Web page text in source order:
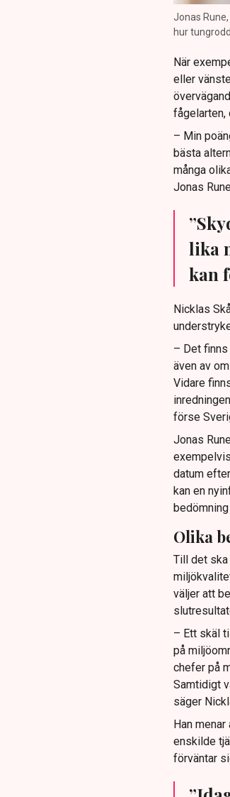
Jonas
hur
När
eller
fågelarten,
– Min
bästa
många
Jonas
lika
kan
Nicklas
– Det
även av
Vidare
förse
Jonas
datum
kan en
Olika
Till det ska
väljer att
– Ett skäl
på
chefer på
Samtidigt
säger
Han
enskilde
förväntar